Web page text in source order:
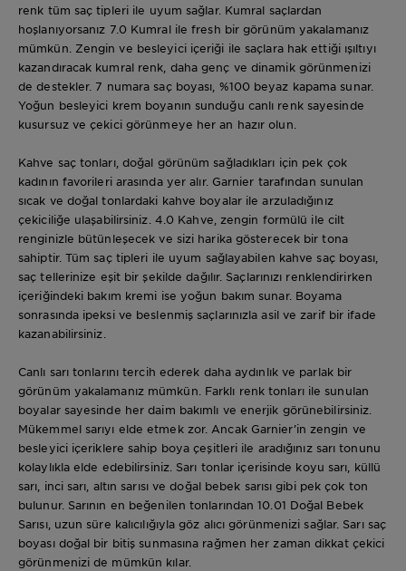
renk tüm saç tipleri ile uyum sağlar. Kumral saçlardan
hoşlanıyorsanız 7.0 Kumral ile fresh bir görünüm yakalamanız
mümkün. Zengin ve besleyici içeriği ile saçlara hak ettiği ışıltıyı
kazandıracak kumral renk, daha genç ve dinamik görünmenizi
de destekler. 7 numara saç boyası, %100 beyaz kapama sunar.
Yoğun besleyici krem boyanın sunduğu canlı renk sayesinde
kusursuz ve çekici görünmeye her an hazır olun.
Kahve saç tonları, doğal görünüm sağladıkları için pek çok
kadının favorileri arasında yer alır. Garnier tarafından sunulan
sıcak ve doğal tonlardaki kahve boyalar ile arzuladığınız
çekiciliğe ulaşabilirsiniz. 4.0 Kahve, zengin formülü ile cilt
renginizle bütünleşecek ve sizi harika gösterecek bir tona
sahiptir. Tüm saç tipleri ile uyum sağlayabilen kahve saç boyası,
saç tellerinize eşit bir şekilde dağılır. Saçlarınızı renklendirirken
içeriğindeki bakım kremi ise yoğun bakım sunar. Boyama
sonrasında ipeksi ve beslenmiş saçlarınızla asil ve zarif bir ifade
kazanabilirsiniz.
Canlı sarı tonlarını tercih ederek daha aydınlık ve parlak bir
görünüm yakalamanız mümkün. Farklı renk tonları ile sunulan
boyalar sayesinde her daim bakımlı ve enerjik görünebilirsiniz.
Mükemmel sarıyı elde etmek zor. Ancak Garnier’in zengin ve
besleyici içeriklere sahip boya çeşitleri ile aradığınız sarı tonunu
kolaylıkla elde edebilirsiniz. Sarı tonlar içerisinde koyu sarı, küllü
sarı, inci sarı, altın sarısı ve doğal bebek sarısı gibi pek çok ton
bulunur. Sarının en beğenilen tonlarından 10.01 Doğal Bebek
Sarısı, uzun süre kalıcılığıyla göz alıcı görünmenizi sağlar. Sarı saç
boyası doğal bir bitiş sunmasına rağmen her zaman dikkat çekici
görünmenizi de mümkün kılar.